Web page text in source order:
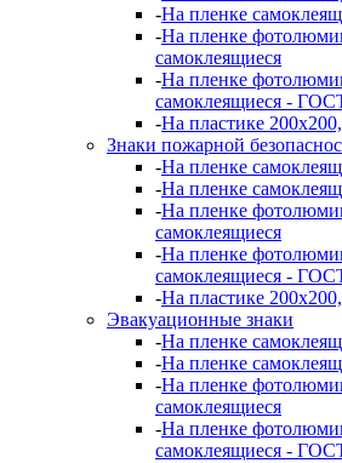
-На пленке
-На пленке
самоклеящиеся
-На пленке
самоклеящиеся -
-На пластике
Знаки пожарной
-На пленке
-На пленке
-На пленке
самоклеящиеся
-На пленке
самоклеящиеся -
-На пластике
Эвакуационные знаки
-На пленке
-На пленке
-На пленке
самоклеящиеся
-На пленке
самоклеящиеся -